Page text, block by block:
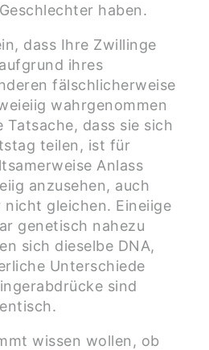
haben.
dass Ihre Zwillinge
ihres
fälschlicherweise
wahrgenommen
Tatsache, dass sie sich
teilen, ist für
Anlass
anzusehen, auch
gleichen. Eineiige
genetisch nahezu
sich dieselbe DNA,
Unterschiede
sind
wissen wollen, ob